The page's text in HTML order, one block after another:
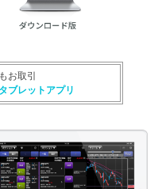
お取引
ブレットアプリ